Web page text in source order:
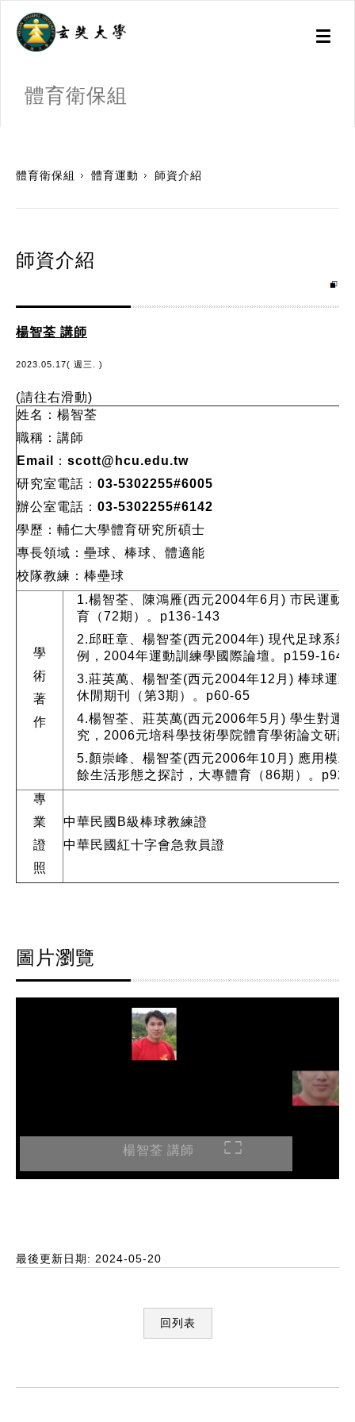
Toggle
體育衛保組
體育衛保組 體育運動 師資介紹
師資介紹
楊智荃 講師
2023.05.17( 週三. )
(請往右滑動)
姓名：楊智荃
職稱：講師
Email
： scott@hcu.edu.tw
研究室電話：03-5302255#6005
辦公室電話 ：03-5302255#6142
學歷：輔仁大學體育研究所碩士
專長領域：壘球、棒球、體適能
校隊教練 ：棒壘球
學
術
著
作
1.楊智荃、陳鴻雁(西元2004年6月) 市民運動
育（72期）。p136-143
2.邱旺章、楊智荃(西元2004年) 現代足球系統
例
，2004年運動訓練學國際論壇。p159-164
3.莊英萬、楊智荃(西元2004年12月) 棒球運
休閒期刊（第3期）。p60-65
4.楊智荃、莊英萬(西元2006年5月) 學生對運
究 ，2006元培科學技術學院體育學術論文研討
5.顏崇峰、楊智荃(西元2006年10月) 應用模
餘生活形態之探討 ，大專體育（86期）。p92-
專
業
證
照
中華民國B級棒球教練證
中華民國紅十字會急救員證
圖片瀏覽
楊智荃 講師
最後更新日期: 2024-05-20
回列表